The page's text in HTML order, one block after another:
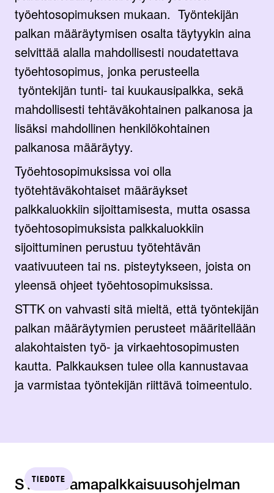
työehtosopimuksen mukaan. Työntekijän
palkan määräytymisen osalta täytyykin aina
selvittää alalla mahdollisesti noudatettava
työehtosopimus, jonka perusteella
työntekijän tunti- tai kuukausipalkka, sekä
mahdollisesti tehtäväkohtainen palkanosa ja
lisäksi mahdollinen henkilökohtainen
palkanosa määräytyy.
Työehtosopimuksissa voi olla
työtehtäväkohtaiset määräykset
palkkaluokkiin sijoittamisesta, mutta osassa
työehtosopimuksista palkkaluokkiin
sijoittuminen perustuu työtehtävän
vaativuuteen tai ns. pisteytykseen, joista on
yleensä ohjeet työehtosopimuksissa.
STTK on vahvasti sitä mieltä, että työntekijän
palkan määräytymien perusteet määritellään
alakohtaisten työ- ja virkaehtosopimusten
kautta. Palkkauksen tulee olla kannustavaa
ja varmistaa työntekijän riittävä toimeentulo.
TIEDOTE
STTK: Samapalkkaisuus­ohjelman